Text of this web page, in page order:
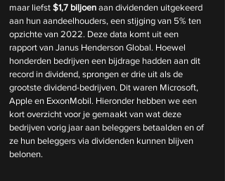
maar liefst $1,7 biljoen aan dividenden uitgekeerd
aan hun aandeelhouders, een stijging van 5% ten
opzichte van 2022. Deze data komt uit een
rapport van Janus Henderson Global. Hoewel
honderden bedrijven een bijdrage hadden aan dit
record in dividend, sprongen er drie uit als de
grootste dividend-bedrijven. Dit waren Microsoft,
Apple en ExxonMobil. Hieronder hebben we een
kort overzicht voor je gemaakt van wat deze
bedrijven vorig jaar aan beleggers betaalden en of
ze hun beleggers via dividenden kunnen blijven
belonen.